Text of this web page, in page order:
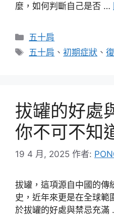
麼，如何判斷自己是否 …
分
類
五十肩
標
五十肩 、初期症狀 、
拔罐的好處
你不可不知
19 4 月, 2025 作者:
拔罐，這項源自中國的傳
史，近年來更是在全球範
於拔罐的好處與禁忌充滿